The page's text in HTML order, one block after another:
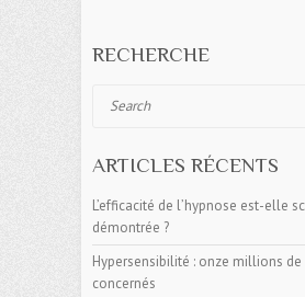
RECHERCHE
ARTICLES RÉCENTS
L’efficacité de l’hypnose est-elle
démontrée ?
Hypersensibilité : onze millions de
concernés